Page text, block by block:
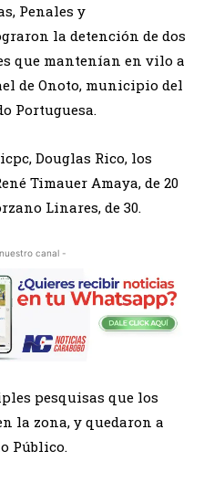
Penales y
la detención de dos
que mantenían en vilo a
de Onoto, municipio del
Portuguesa.
Douglas Rico, los
Timauer Amaya, de 20
Linares, de 30.
canal -
pesquisas que los
la zona, y quedaron a
Público.